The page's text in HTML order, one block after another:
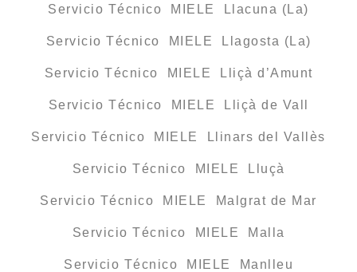
Servicio Técnico MIELE Llacuna (La)
Servicio Técnico MIELE Llagosta (La)
Servicio Técnico MIELE Lliçà d’Amunt
Servicio Técnico MIELE Lliçà de Vall
Servicio Técnico MIELE Llinars del Vallès
Servicio Técnico MIELE Lluçà
Servicio Técnico MIELE Malgrat de Mar
Servicio Técnico MIELE Malla
Servicio Técnico MIELE Manlleu